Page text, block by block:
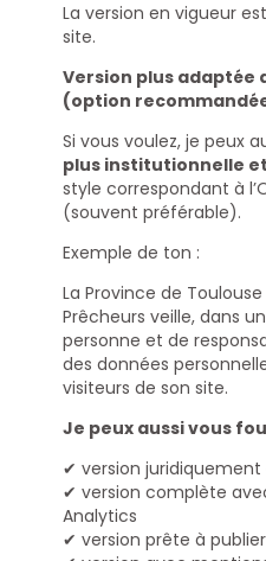
La version en vigueur
site.
Version plus adaptée
(option
Si vous voulez, je peux
plus institutionnelle
style correspondant à
(souvent préférable).
Exemple de ton :
La Province de Toulouse
Prêcheurs veille, dans
personne et de
des données
visiteurs de son site.
Je peux aussi vous
✔ version juridiquement
✔ version complète
Analytics
✔ version prête à